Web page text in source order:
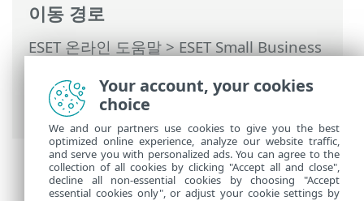
이동 경로
ESET 온라인 도움말>ESET Small Business
운용>고급 설정>보호>네트워크 접근 보
> 방화벽
Your account, your cookies
choice
We and our partners use cookies to give you the best
optimized online experience, analyze our website traffic,
and serve you with personalized ads. You can agree to the
collection of all cookies by clicking "Accept all and close",
decline all non-essential cookies by choosing "Accept
essential cookies only", or adjust your cookie settings by